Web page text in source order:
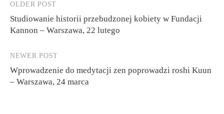
Post
navigation
OLDER POST
Studiowanie historii przebudzonej kobiety w Fundacji
Kannon – Warszawa, 22 lutego
NEWER POST
Wprowadzenie do medytacji zen poprowadzi roshi Kuun
– Warszawa, 24 marca